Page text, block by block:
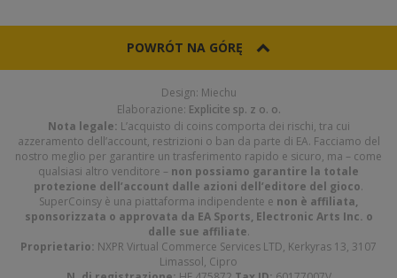
POWRÓT NA GÓRĘ
Design: Miechu
Elaborazione: Explicite sp. z o. o.
Nota legale: L’acquisto di coins comporta dei rischi, tra cui
azzeramento dell’account, restrizioni o ban da parte di EA. Facciamo del
nostro meglio per garantire un trasferimento rapido e sicuro, ma – come
qualsiasi altro venditore – non possiamo garantire la totale
protezione dell’account dalle azioni dell’editore del gioco.
SuperCoinsy è una piattaforma indipendente e non è affiliata,
sponsorizzata o approvata da EA Sports, Electronic Arts Inc. o
dalle sue affiliate.
Proprietario: NXPR Virtual Commerce Services LTD, Kerkyras 13, 3107
Limassol, Cipro